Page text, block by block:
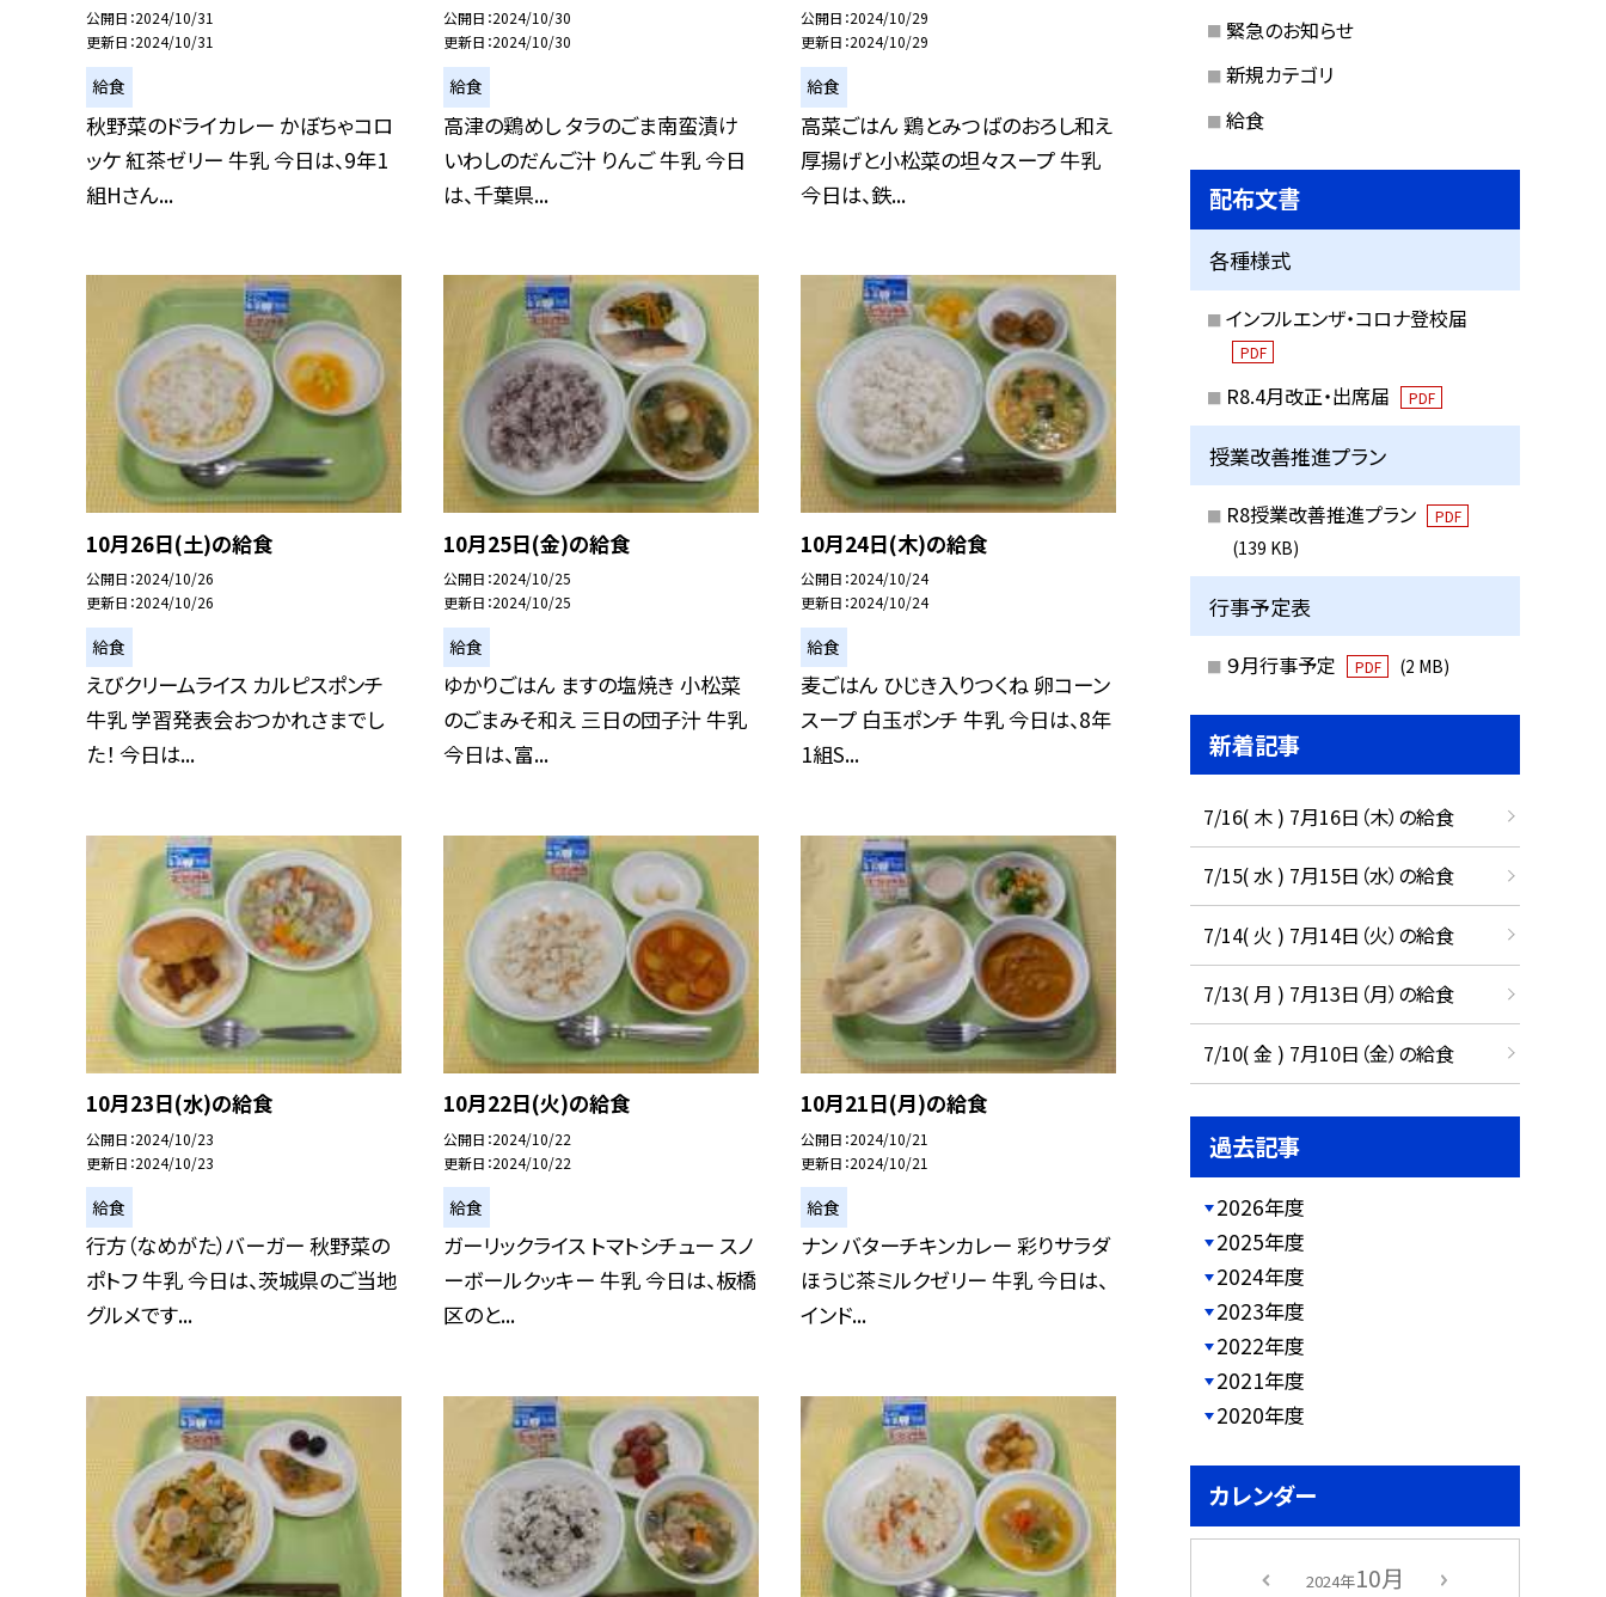
公開日 2024/10/31
更新日 2024/10/31
給食
秋野菜のドライカレー かぼちゃコロ
ッケ 紅茶ゼリー 牛乳 今日は、9年1
組Hさん...
公開日 2024/10/30
更新日 2024/10/30
給食
高津の鶏めし タラのごま南蛮漬け
いわしのだんご汁 りんご 牛乳 今日
は、千葉県...
公開日 2024/10/29
更新日 2024/10/29
給食
高菜ごはん 鶏とみつばのおろし和え
厚揚げと小松菜の坦々スープ 牛乳
今日は、鉄...
10月26日(土)の給食
公開日 2024/10/26
更新日 2024/10/26
給食
えびクリームライス カルピスポンチ
牛乳 学習発表会おつかれさまでし
た！ 今日は...
10月25日(金)の給食
公開日 2024/10/25
更新日 2024/10/25
給食
ゆかりごはん ますの塩焼き 小松菜
のごまみそ和え 三日の団子汁 牛乳
今日は、富...
10月24日(木)の給食
公開日 2024/10/24
更新日 2024/10/24
給食
麦ごはん ひじき入りつくね 卵コーン
スープ 白玉ポンチ 牛乳 今日は、8年
1組S...
10月23日(水)の給食
公開日 2024/10/23
更新日 2024/10/23
給食
行方（なめがた）バーガー 秋野菜の
ポトフ 牛乳 今日は、茨城県のご当地
グルメです...
10月22日(火)の給食
公開日 2024/10/22
更新日 2024/10/22
給食
ガーリックライス トマトシチュー スノ
ーボールクッキー 牛乳 今日は、板橋
区のと...
10月21日(月)の給食
公開日 2024/10/21
更新日 2024/10/21
給食
ナン バターチキンカレー 彩りサラダ
ほうじ茶ミルクゼリー 牛乳 今日は、
インド...
緊急のお知らせ
新規カテゴリ
給食
配布文書
各種様式
インフルエンザ・コロナ登校届
PDF
R8.4月改正・出席届 PDF
授業改善推進プラン
R8授業改善推進プラン PDF
(139 KB)
行事予定表
９月行事予定 PDF (2 MB)
新着記事
7/16( 木 ) 7月16日（木）の給食
7/15( 水 ) 7月15日（水）の給食
7/14( 火 ) 7月14日（火）の給食
7/13( 月 ) 7月13日（月）の給食
7/10( 金 ) 7月10日（金）の給食
過去記事
2026年度
2025年度
2024年度
2023年度
2022年度
2021年度
2020年度
カレンダー
2024年10月